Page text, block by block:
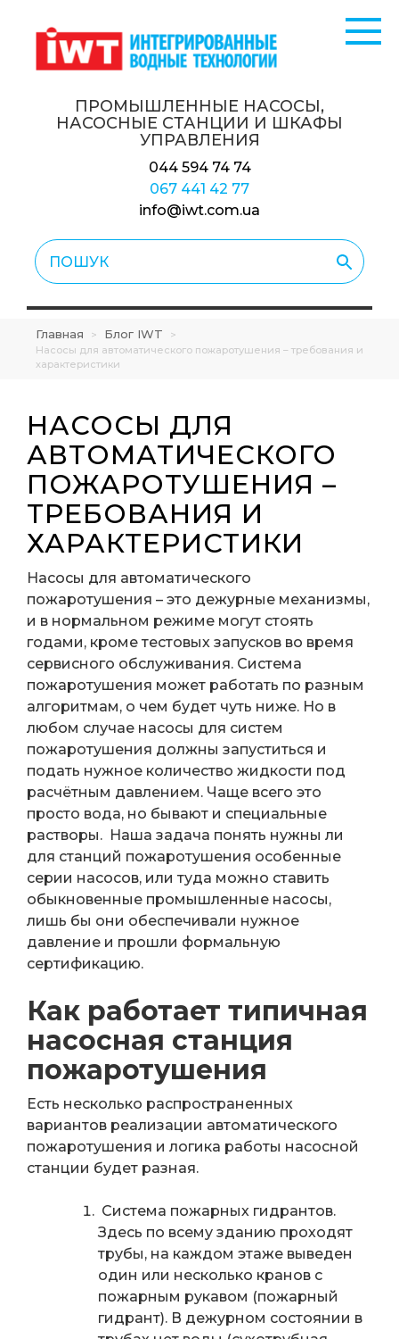
ПРОМЫШЛЕННЫЕ НАСОСЫ,
НАСОСНЫЕ СТАНЦИИ И ШКАФЫ
УПРАВЛЕНИЯ
044 594 74 74
067 441 42 77
info@iwt.com.ua
Главная > Блог IWT
>
Насосы для автоматического пожаротушения – требования и
характеристики
НАСОСЫ ДЛЯ
АВТОМАТИЧЕСКОГО
ПОЖАРОТУШЕНИЯ –
ТРЕБОВАНИЯ И
ХАРАКТЕРИСТИКИ
Насосы для автоматического
пожаротушения – это дежурные механизмы,
и в нормальном режиме могут стоять
годами, кроме тестовых запусков во время
сервисного обслуживания. Система
пожаротушения может работать по разным
алгоритмам, о чем будет чуть ниже. Но в
любом случае насосы для систем
пожаротушения должны запуститься и
подать нужное количество жидкости под
расчётным давлением. Чаще всего это
просто вода, но бывают и специальные
растворы. Наша задача понять нужны ли
для станций пожаротушения особенные
серии насосов, или туда можно ставить
обыкновенные промышленные насосы,
лишь бы они обеспечивали нужное
давление и прошли формальную
сертификацию.
Как работает типичная
насосная станция
пожаротушения
Есть несколько распространенных
вариантов реализации автоматического
пожаротушения и логика работы насосной
станции будет разная.
Система пожарных гидрантов.
Здесь по всему зданию проходят
трубы, на каждом этаже выведен
один или несколько кранов с
пожарным рукавом (пожарный
гидрант). В дежурном состоянии в